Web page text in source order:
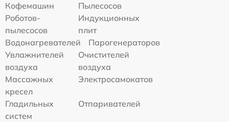
Кофемашин
Пылесосов
Роботов-
пылесосов
Индукционных
плит
Водонагревателей
Парогенераторов
Увлажнителей
воздуха
Очистителей
воздуха
Массажных
кресел
Электросамокатов
Гладильных
систем
Отпаривателей